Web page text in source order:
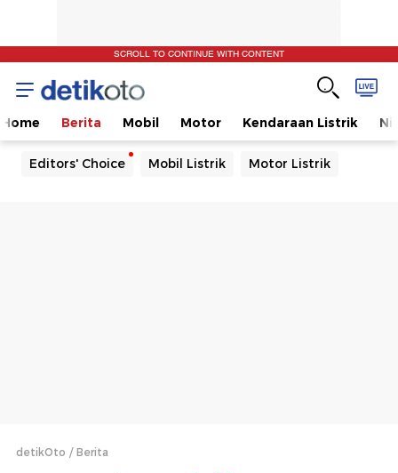
SCROLL TO CONTINUE WITH CONTENT
Home Berita Mobil Motor Kendaraan Listrik
Editors' Choice Mobil Listrik Motor Listrik
detikOto Berita